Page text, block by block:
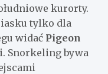
kurorty.
tylko dla
widać Pigeon
Snorkeling bywa